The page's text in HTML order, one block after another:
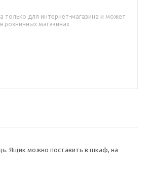
только для интернет-магазина и может
розничных магазинах
Ящик можно поставить в шкаф, на